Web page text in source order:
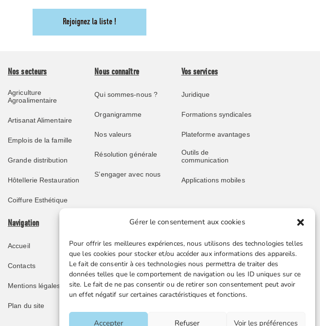
Gérer le consentement aux cookies
Pour offrir les meilleures expériences, nous utilisons des technologies telles
que les cookies pour stocker et/ou accéder aux informations des appareils.
Le fait de consentir à ces technologies nous permettra de traiter des
données telles que le comportement de navigation ou les ID uniques sur ce
site. Le fait de ne pas consentir ou de retirer son consentement peut avoir
un effet négatif sur certaines caractéristiques et fonctions.
Accepter Refuser Voir les préférences
Rejoignez la liste !
Nos secteurs
Agriculture
Agroalimentaire
Artisanat Alimentaire
Emplois de la famille
Grande distribution
Hôtellerie Restauration
Coiffure Esthétique
Nous connaître
Qui sommes-nous ?
Organigramme
Nos valeurs
Résolution générale
S’engager avec nous
Vos services
Juridique
Formations syndicales
Plateforme avantages
Outils de
communication
Applications mobiles
Navigation
Accueil
Contacts
Mentions légales
Plan du site
Publications
Nos publications
Repère juridique
Missive retraités
FO
Liens utiles
Boutique en ligne
Espace Presse
Nos partenaires